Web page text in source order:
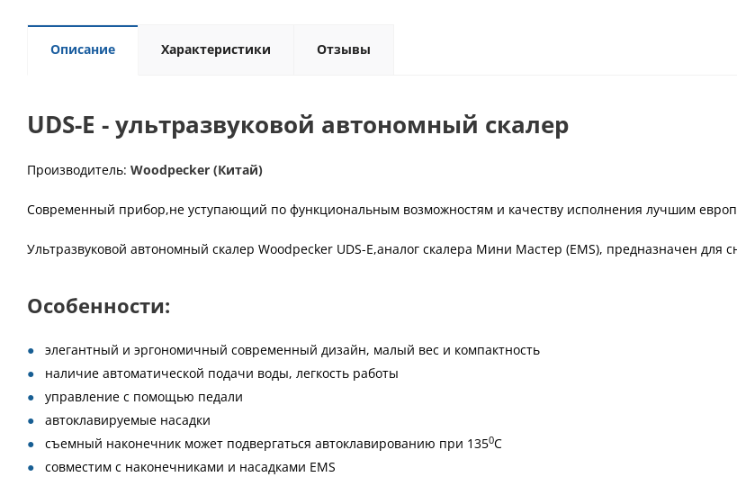
Описание Характеристики Отзывы
UDS-E - ультразвуковой автономный скалер
Производитель: Woodpecker (Китай)
Современный прибор,не уступающий по функциональным возможностям и качеству исполнения лучшим
Ультразвуковой автономный скалер Woodpecker UDS-E,аналог скалера Мини Мастер (EMS), предназначен для
Особенности:
элегантный и эргономичный современный дизайн, малый вес и компактность
наличие автоматической подачи воды, легкость работы
управление с помощью педали
автоклавируемые насадки
съемный наконечник может подвергаться автоклавированию при 1350С
совместим с наконечниками и насадками EMS